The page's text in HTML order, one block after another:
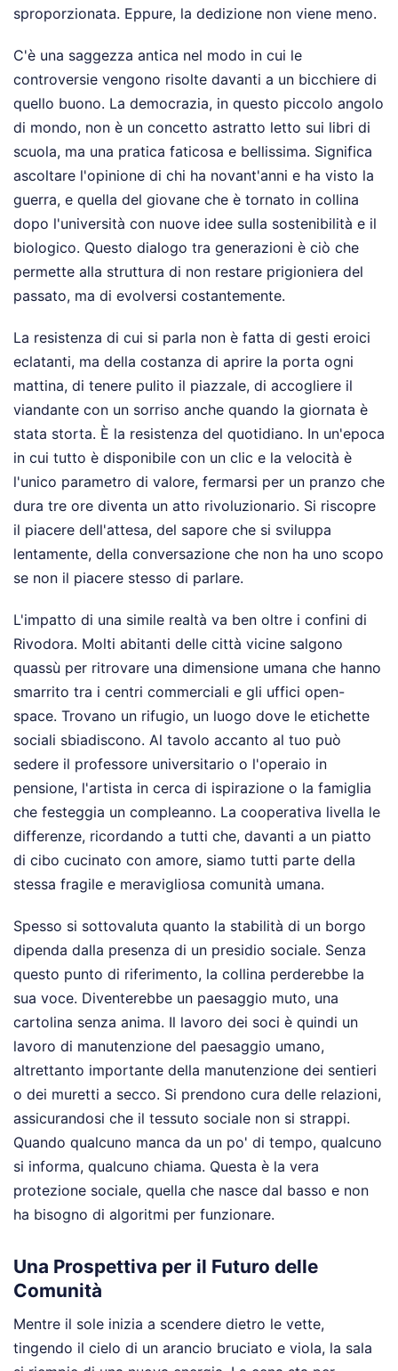
sproporzionata. Eppure, la dedizione non viene meno.
C'è una saggezza antica nel modo in cui le
controversie vengono risolte davanti a un bicchiere di
quello buono. La democrazia, in questo piccolo angolo
di mondo, non è un concetto astratto letto sui libri di
scuola, ma una pratica faticosa e bellissima. Significa
ascoltare l'opinione di chi ha novant'anni e ha visto la
guerra, e quella del giovane che è tornato in collina
dopo l'università con nuove idee sulla sostenibilità e il
biologico. Questo dialogo tra generazioni è ciò che
permette alla struttura di non restare prigioniera del
passato, ma di evolversi costantemente.
La resistenza di cui si parla non è fatta di gesti eroici
eclatanti, ma della costanza di aprire la porta ogni
mattina, di tenere pulito il piazzale, di accogliere il
viandante con un sorriso anche quando la giornata è
stata storta. È la resistenza del quotidiano. In un'epoca
in cui tutto è disponibile con un clic e la velocità è
l'unico parametro di valore, fermarsi per un pranzo che
dura tre ore diventa un atto rivoluzionario. Si riscopre
il piacere dell'attesa, del sapore che si sviluppa
lentamente, della conversazione che non ha uno scopo
se non il piacere stesso di parlare.
L'impatto di una simile realtà va ben oltre i confini di
Rivodora. Molti abitanti delle città vicine salgono
quassù per ritrovare una dimensione umana che hanno
smarrito tra i centri commerciali e gli uffici open-
space. Trovano un rifugio, un luogo dove le etichette
sociali sbiadiscono. Al tavolo accanto al tuo può
sedere il professore universitario o l'operaio in
pensione, l'artista in cerca di ispirazione o la famiglia
che festeggia un compleanno. La cooperativa livella le
differenze, ricordando a tutti che, davanti a un piatto
di cibo cucinato con amore, siamo tutti parte della
stessa fragile e meravigliosa comunità umana.
Spesso si sottovaluta quanto la stabilità di un borgo
dipenda dalla presenza di un presidio sociale. Senza
questo punto di riferimento, la collina perderebbe la
sua voce. Diventerebbe un paesaggio muto, una
cartolina senza anima. Il lavoro dei soci è quindi un
lavoro di manutenzione del paesaggio umano,
altrettanto importante della manutenzione dei sentieri
o dei muretti a secco. Si prendono cura delle relazioni,
assicurandosi che il tessuto sociale non si strappi.
Quando qualcuno manca da un po' di tempo, qualcuno
si informa, qualcuno chiama. Questa è la vera
protezione sociale, quella che nasce dal basso e non
ha bisogno di algoritmi per funzionare.
Una Prospettiva per il Futuro delle
Comunità
Mentre il sole inizia a scendere dietro le vette,
tingendo il cielo di un arancio bruciato e viola, la sala